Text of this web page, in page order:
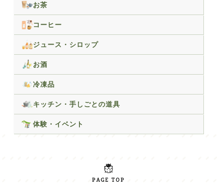
お茶
コーヒー
ジュース・シロップ
お酒
冷凍品
キッチン・手しごとの道具
体験・イベント
PAGE TOP